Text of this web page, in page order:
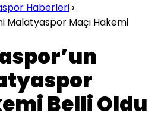
Haberleri ›
Malatyaspor Maçı Hakemi
Belli Oldu